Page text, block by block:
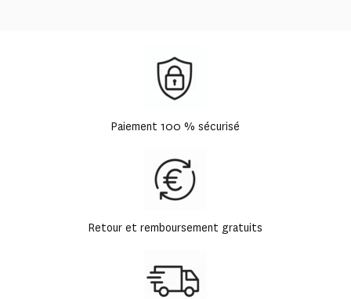
Paiement 100 % sécurisé
Retour et remboursement gratuits